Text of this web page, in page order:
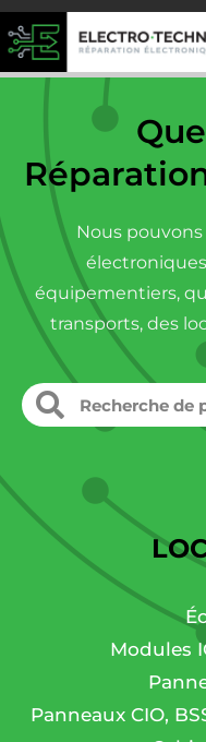
Nous
équipementiers,
transports, des
Modules
Panneaux CIO,